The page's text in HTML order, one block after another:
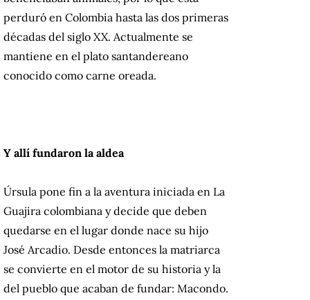
perduró en Colombia hasta las dos primeras
décadas del siglo XX. Actualmente se
mantiene en el plato santandereano
conocido como carne oreada.
Y allí fundaron la aldea
Úrsula pone fin a la aventura iniciada en La
Guajira colombiana y decide que deben
quedarse en el lugar donde nace su hijo
José Arcadio. Desde entonces la matriarca
se convierte en el motor de su historia y la
del pueblo que acaban de fundar: Macondo.